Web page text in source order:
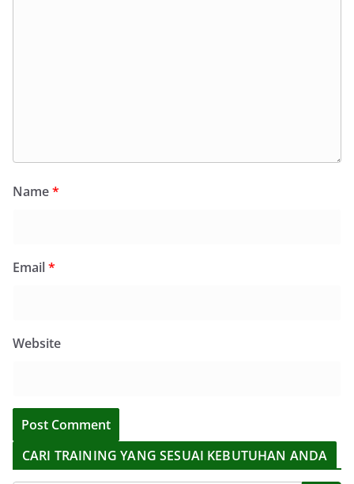
Name*
Email*
Website
CARI TRAINING YANG SESUAI KEBUTUHAN ANDA